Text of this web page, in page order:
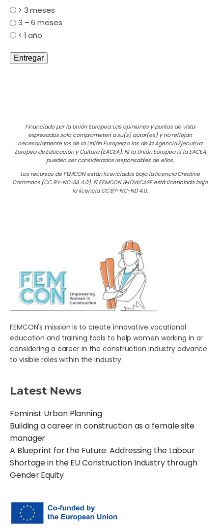
> 3 meses
3 – 6 meses
< 1 año
Entregar
Financiado por la Unión Europea. Las opiniones y puntos de vista
expresados solo comprometen a su(s) autor(es) y no reflejan
necesariamente los de la Unión Europea o los de la Agencia Ejecutiva
Europea de Educación y Cultura (EACEA). Ni la Unión Europea ni la EACEA
pueden ser considerados responsables de ellos.
Los recursos de FEMCON están licenciados bajo la licencia Creative
Commons (CC BY-NC-SA 4.0). El FEMCON SHOWCASE está licenciado bajo
la licencia CC BY-NC-ND 4.0.
FEMCON's mission is to create innovative vocational
education and training tools to help women working in or
considering a career in the construction industry advance
to visible roles within the industry.
Latest News
Feminist Urban Planning
Building a career in construction as a female site
manager
A Blueprint for the Future: Addressing the Labour
Shortage in the EU Construction Industry through
Gender Equity